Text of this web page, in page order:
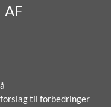
AF
til forbedringer